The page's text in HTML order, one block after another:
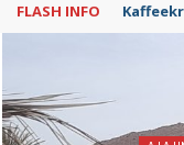
FLASH INFO